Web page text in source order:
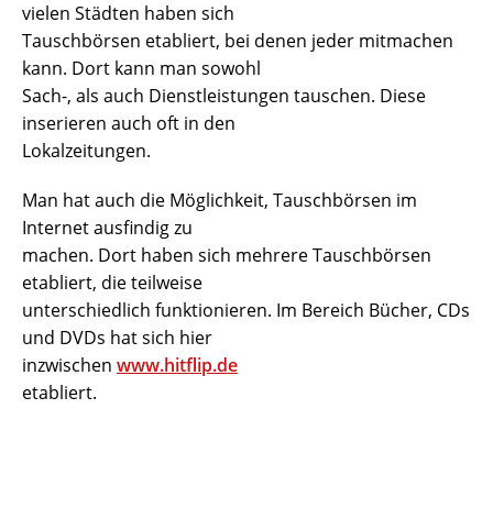
vielen Städten haben sich
Tauschbörsen etabliert, bei denen jeder mitmachen
kann. Dort kann man sowohl
Sach-, als auch Dienstleistungen tauschen. Diese
inserieren auch oft in den
Lokalzeitungen.
Man hat auch die Möglichkeit, Tauschbörsen im
Internet ausfindig zu
machen. Dort haben sich mehrere Tauschbörsen
etabliert, die teilweise
unterschiedlich funktionieren. Im Bereich Bücher, CDs
und DVDs hat sich hier
inzwischen www.hitflip.de
etabliert.